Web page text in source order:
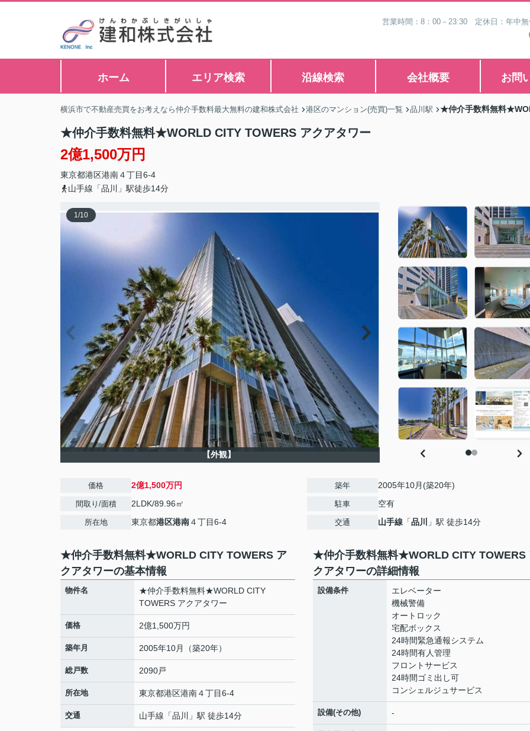
営業時間：8：00－23:30 定休日：年中
ホーム エリア検索 沿線検索 会社概要 お問
横浜市で不動産売買をお考えなら仲介手数料最大無料の建和株式会社 港区のマンション(売買)一覧 品川駅 ★仲介手数料無料
★仲介手数料無料★WORLD CITY TOWERS アクアタワー
2億1,500万円
東京都港区港南４丁目6-4
山手線「品川」駅徒歩14分
1/10
【外観】
価格 2億1,500万円
間取り/面積 2LDK/89.96㎡
所在地 東京都港区港南４丁目6-4
築年 2005年10月(築20年)
駐車 空有
交通 山手線 「品川 」駅 徒歩14分
★仲介手数料無料★WORLD CITY TOWERS ア
クアタワーの基本情報
物件名
★仲介手数料無料★WORLD CITY
TOWERS アクアタワー
価格 2億1,500万円
築年月 2005年10月（築20年）
総戸数 2090戸
所在地 東京都港区港南４丁目6-4
交通 山手線 「品川 」駅 徒歩14分
★仲介手数料無料★WORLD CITY TOWERS
クアタワーの詳細情報
設備条件
エレベーター
機械警備
オートロック
宅配ボックス
24時間緊急通報システム
24時間有人管理
フロントサービス
24時間ゴミ出し可
コンシェルジュサービス
設備(その他) -